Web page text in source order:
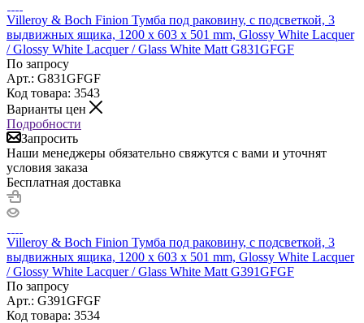
Villeroy & Boch Finion Тумба под раковину, с подсветкой, 3
выдвижных ящика, 1200 x 603 x 501 mm, Glossy White Lacquer
/ Glossy White Lacquer / Glass White Matt G831GFGF
По запросу
Арт.: G831GFGF
Код товара: 3543
Варианты цен
Подробности
Запросить
Наши менеджеры обязательно свяжутся с вами и уточнят
условия заказа
Бесплатная доставка
Villeroy & Boch Finion Тумба под раковину, с подсветкой, 3
выдвижных ящика, 1200 x 603 x 501 mm, Glossy White Lacquer
/ Glossy White Lacquer / Glass White Matt G391GFGF
По запросу
Арт.: G391GFGF
Код товара: 3534